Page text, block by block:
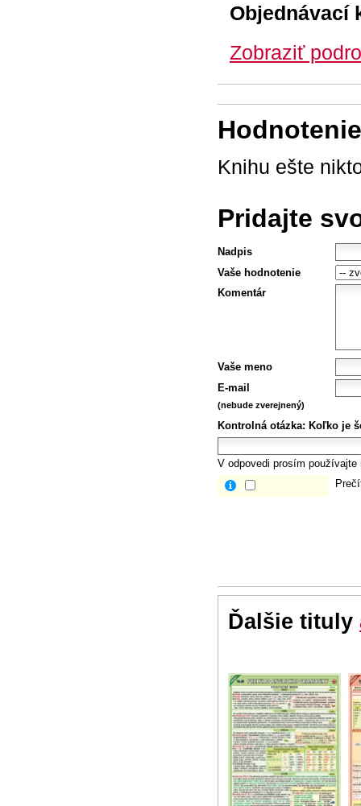
Objednávací
Zobraziť
Knihu ešte
Pridajte
Nadpis
Vaše hodnotenie
Komentár
Vaše meno
E-mail
(nebude zverejnený)
Kontrolná otázka: Koľko je
V odpovedi prosím
Ďalšie tituly